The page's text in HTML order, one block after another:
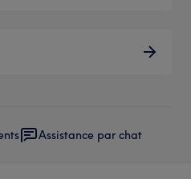
Assistance par chat